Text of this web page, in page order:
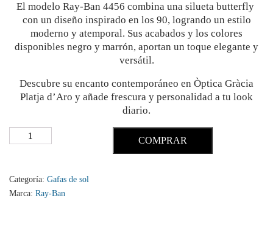
El modelo Ray-Ban 4456 combina una silueta butterfly
con un diseño inspirado en los 90, logrando un estilo
moderno y atemporal. Sus acabados y los colores
disponibles negro y marrón, aportan un toque elegante y
versátil.
Descubre su encanto contemporáneo en Òptica Gràcia
Platja d’Aro y añade frescura y personalidad a tu look
diario.
COMPRAR
Categoría: Gafas de sol
Marca: Ray-Ban